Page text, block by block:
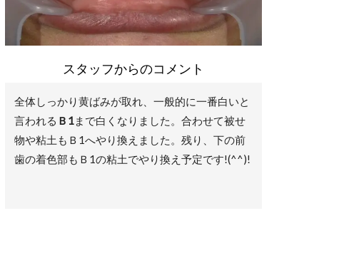
スタッフからのコメント
全体しっかり黄ばみが取れ、一般的に一番白いと
言われる Ｂ1 まで白くなりました。合わせて被せ
物や粘土もＢ1へやり換えました。残り、下の前
歯の着色部もＢ1の粘土でやり換え予定です!(^^)!